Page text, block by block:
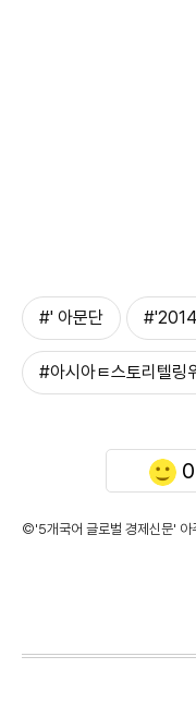
#' 아문단 #'2014
#아시아ㅌ스토리텔링
0
©'5개국어 글로벌 경제신문' 아